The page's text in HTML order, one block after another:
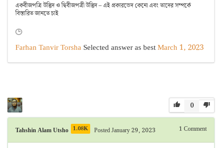
একবীজপত্রি উদ্ভিদ ও দ্বিবীজপত্রী উদ্ভিদ – এই প্রকারভেদ কেনো এবং তাদের সম্পর্কে
বিস্তারিত জানতে চাই
Farhan Tanvir Torsha Selected answer as bestMarch 1, 2023
0
Tahshin Alam Utsho 1.08K Posted January 29, 2023 1 Comment